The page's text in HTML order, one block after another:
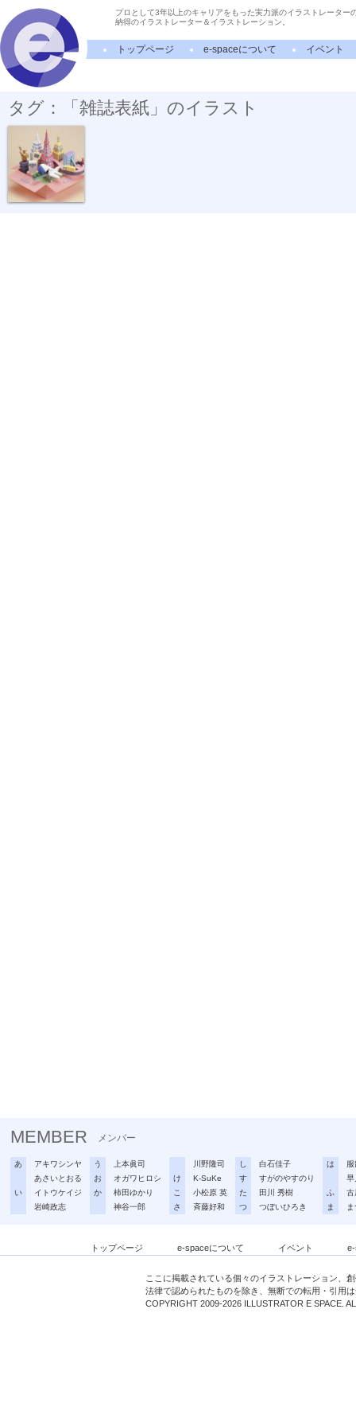
プロとして3年以上のキャリアをもった実力派のイラストレーター
納得のイラストレーター＆イラストレーション。
トップページ e-spaceについて イベント
タグ：「雑誌表紙」のイラスト
日経ロジステ...
MEMBER メンバー
あ
アキワシンヤ
あさいとおる
い
イトウケイジ
岩崎政志
う
上本眞司
お
オガワヒロシ
か
柿田ゆかり
神谷一郎
川野隆司
け
K-SuKe
こ
小松原 英
さ
斉藤好和
し
白石佳子
す
すがのやすのり
た
田川 秀樹
つ
つぼいひろき
は
早
ふ
古
ま
トップページ e-spaceについて イベント
ここに掲載されている個々のイラストレーション、
法律で認められたものを除き、無断での転用・引用
COPYRIGHT 2009-2026 ILLUSTRATOR E SPACE.